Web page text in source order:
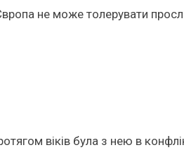
не може толерувати
віків була з нею в